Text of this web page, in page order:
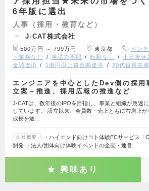
6年版に選出
人事（採用・教育など）
J-CAT株式会社
500万円 ～ 799万円 東京都 ベン
ト業務なし
英語力不問 転勤なし 土日祝休
金調達済
1億円以上資金調達済 20代役員在籍
エンジニアを中心としたDev側の採用
立案～推進、採用広報の推進など
J-CATは、数年後のIPOを目指し、事業と組織が急速
しています。 設立以来、会員数・売上ともに右肩上が
成長を遂…
会社概要
・ハイエンド向けコト体験ECサービス「
開発 ・法人/団体向け体験イベントの企画・運営…
興味あり